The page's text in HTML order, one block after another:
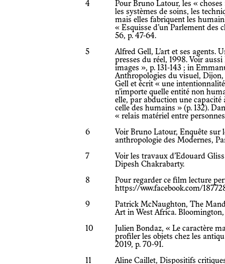
4
Pour Bruno Latour, les «
les systèmes de soins, les
mais elles fabriquent les
« Esquisse d’un Parlement des
56, p. 47-64.
5
Alfred Gell, L’art et ses agents.
presses du réel, 1998. Voir
images », p. 131-143 ; in
Anthropologies du visuel, Dijon,
Gell et écrit « une
n’importe quelle entité non
elle, par abduction une
celle des humains » (p. 132).
« relais matériel entre
6
Voir Bruno Latour, Enquête sur
anthropologie des Modernes,
7
Voir les travaux d’Edouard
Dipesh Chakrabarty.
8
Pour regarder ce film lecture
https://www.facebook.com/
9
Patrick McNaughton, The
Art in West Africa.
10
Julien Bondaz, « Le caractère
profiler les objets chez les
2019, p. 70-91.
11
Aline Caillet, Dispositifs